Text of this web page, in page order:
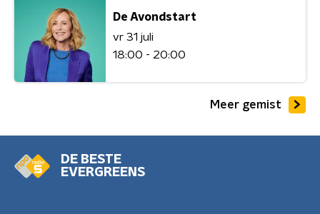
De Avondstart
vr 31 juli
18:00 - 20:00
Meer gemist
DE BESTE
EVERGREENS